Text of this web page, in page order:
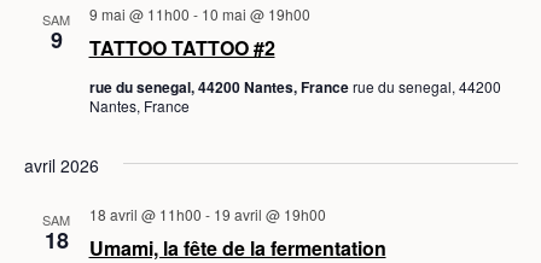
SAM
9 TATTOO TATTOO #2
9 mai @ 11h00 - 10 mai @ 19h00
rue du senegal, 44200 Nantes, Francerue du senegal, 44200
Nantes, France
avril 2026
SAM
18 Umami, la fête de la fermentation
18 avril @ 11h00 - 19 avril @ 19h00